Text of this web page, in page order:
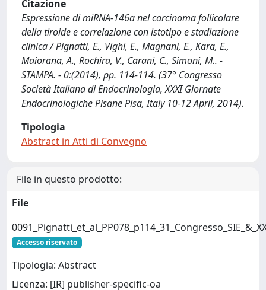
Citazione
Espressione di miRNA-146a nel carcinoma follicolare
della tiroide e correlazione con istotipo e stadiazione
clinica / Pignatti, E., Vighi, E., Magnani, E., Kara, E.,
Maiorana, A., Rochira, V., Carani, C., Simoni, M.. -
STAMPA. - 0:(2014), pp. 114-114. (37° Congresso
Società Italiana di Endocrinologia, XXXI Giornate
Endocrinologiche Pisane Pisa, Italy 10-12 April, 2014).
Tipologia
Abstract in Atti di Convegno
File in questo prodotto:
File
Accesso riservato
Tipologia: Abstract
Licenza: [IR] publisher-specific-oa